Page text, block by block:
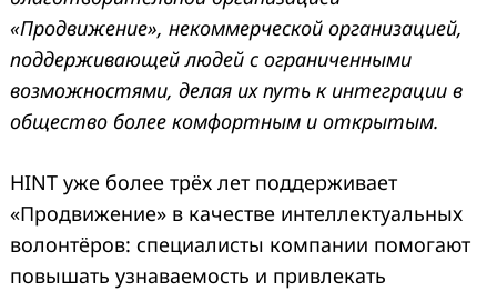
«Продвижение», некоммерческой организацией,
поддерживающей людей с ограниченными
возможностями, делая их путь к интеграции в
общество более комфортным и открытым.
HINT уже более трёх лет поддерживает
«Продвижение» в качестве интеллектуальных
волонтёров: специалисты компании помогают
повышать узнаваемость и привлекать